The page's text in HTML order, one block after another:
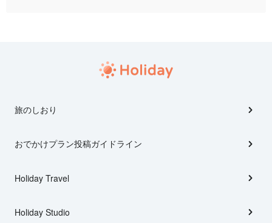
旅のしおり
おでかけプラン投稿ガイドライン
Holiday Travel
Holiday Studio